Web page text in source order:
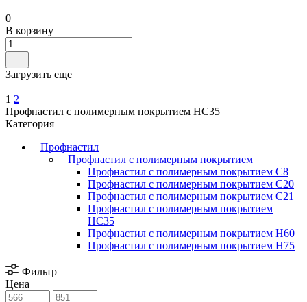
0
В корзину
Загрузить еще
1 2
Профнастил с полимерным покрытием НС35
Категория
Профнастил
Профнастил с полимерным покрытием
Профнастил с полимерным покрытием С8
Профнастил с полимерным покрытием С20
Профнастил с полимерным покрытием С21
Профнастил с полимерным покрытием
НС35
Профнастил с полимерным покрытием Н60
Профнастил с полимерным покрытием Н75
Фильтр
Цена